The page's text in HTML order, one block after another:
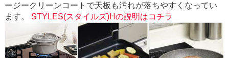
ージークリーンコートで天板も汚れが落ちやすくなってい
ます。 STYLES(スタイルズ)Hの説明はコチラ